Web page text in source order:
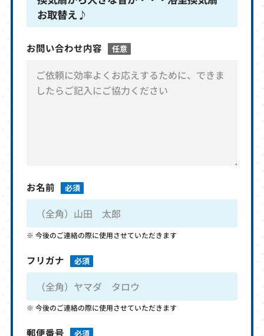
お取替え♪
お問い合わせ内容 任意
お名前 必須
今後のご連絡の際に使用させていただきます
フリガナ 必須
今後のご連絡の際に使用させていただきます
郵便番号 必須